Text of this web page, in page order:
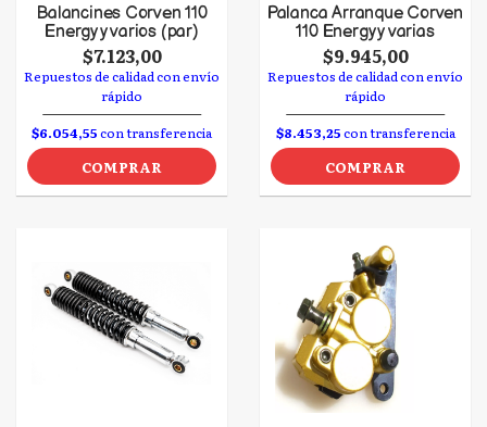
Balancines Corven 110
Energy y varios (par)
$7.123,00
Repuestos de calidad con envío
rápido
$6.054,55con transferencia
COMPRAR
Palanca Arranque Corven
110 Energy y varias
$9.945,00
Repuestos de calidad con envío
rápido
$8.453,25con transferencia
COMPRAR